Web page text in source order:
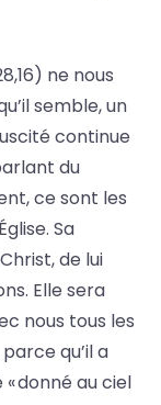
ne nous
semble, un
continue
du
ce sont les
Sa
de lui
Elle sera
nous tous les
qu’il a
« donné au ciel